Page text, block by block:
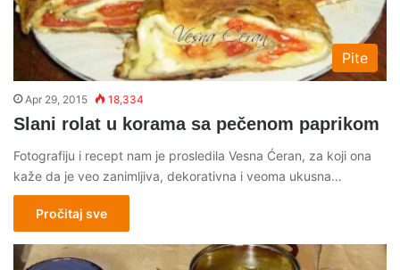
Pite
Apr 29, 2015 18,334
Slani rolat u korama sa pečenom paprikom
Fotografiju i recept nam je prosledila Vesna Ćeran, za koji ona
kaže da je veo zanimljiva, dekorativna i veoma ukusna…
Pročitaj sve